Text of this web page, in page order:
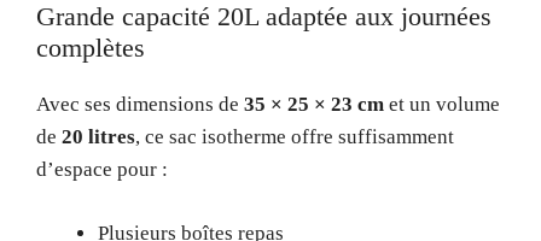
Grande capacité 20L adaptée aux journées
complètes
Avec ses dimensions de 35 × 25 × 23 cm et un volume
de 20 litres, ce sac isotherme offre suffisamment
d’espace pour :
Plusieurs boîtes repas